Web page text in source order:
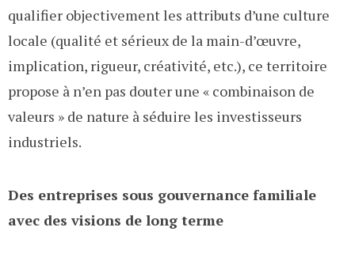
qualifier objectivement les attributs d’une culture
locale (qualité et sérieux de la main-d’œuvre,
implication, rigueur, créativité, etc.), ce territoire
propose à n’en pas douter une « combinaison de
valeurs » de nature à séduire les investisseurs
industriels.
Des entreprises sous gouvernance familiale
avec des visions de long terme